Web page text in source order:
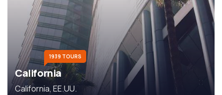
1939 TOURS
California
California, EE.UU.